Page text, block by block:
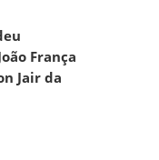
França
Jair da